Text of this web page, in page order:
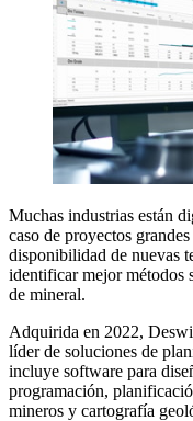
Muchas industrias están
caso de proyectos
disponibilidad de nuevas
identificar mejor métodos
de mineral.
Adquirida en 2022,
líder de soluciones de
incluye software para
programación,
mineros y cartografía